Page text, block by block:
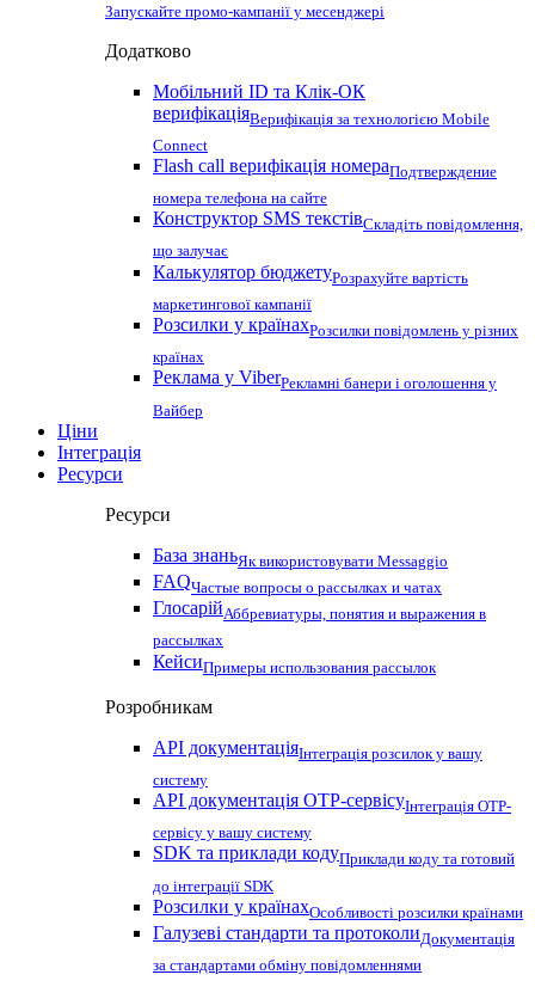
Запускайте промо-кампанії у месенджері
Додатково
Мобільний ID та Клік-ОК
верифікаціяВерифікація за технологією Mobile
Connect
Flash call верифікація номераПодтверждение
номера телефона на сайте
Конструктор SMS текстівСкладіть повідомлення,
що залучає
Калькулятор бюджетуРозрахуйте вартість
маркетингової кампанії
Розсилки у країнахРозсилки повідомлень у різних
країнах
Реклама у ViberРекламні банери і оголошення у
Вайбер
Ціни
Інтеграція
Ресурси
Ресурси
База знаньЯк використовувати Messaggio
FAQЧастые вопросы о рассылках и чатах
ГлосарійАббревиатуры, понятия и выражения в
рассылках
КейсиПримеры использования рассылок
Розробникам
API документаціяІнтеграція розсилок у вашу
систему
API документація OTP-сервісуІнтеграція OTP-
сервісу у вашу систему
SDK та приклади кодуПриклади коду та готовий
до інтеграції SDK
Розсилки у країнахОсобливості розсилки країнами
Галузеві стандарти та протоколиДокументація
за стандартами обміну повідомленнями